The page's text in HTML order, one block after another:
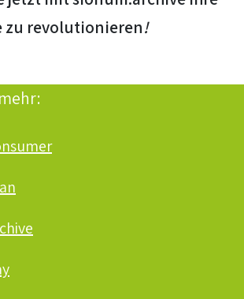
zu revolutionieren!